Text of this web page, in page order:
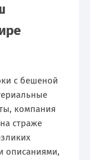
с бешеной
компания
страже
описаниями,